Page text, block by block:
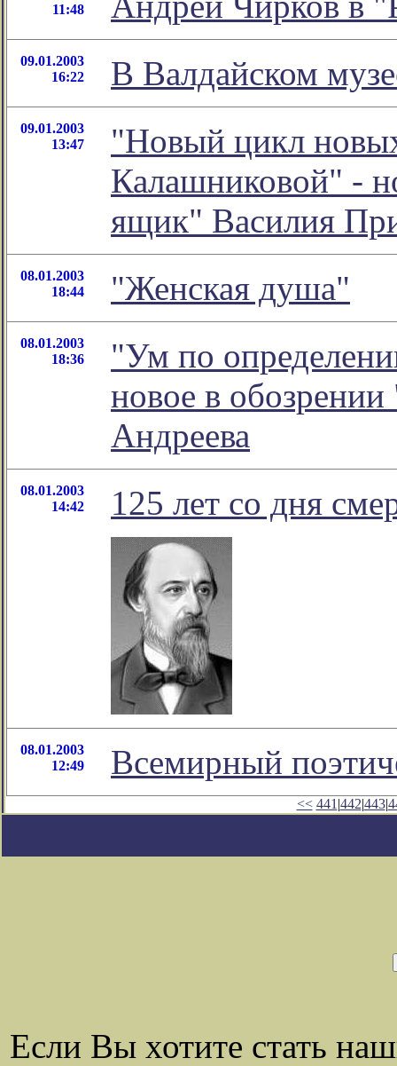
11:48
09.01.2003
16:22
В Валдайском
09.01.2003
13:47
"Новый цикл
Калашниковой" -
ящик" Василия
08.01.2003
18:44
"Женская душа"
08.01.2003
18:36
"Ум по
новое в
Андреева
08.01.2003
14:42
125 лет со дня
08.01.2003
12:49
Всемирный
<< 441 |442|443|
Если Вы хотите стать